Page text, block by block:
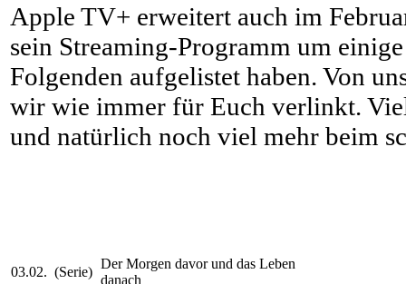
Apple TV+ erweitert auch im
sein Streaming-Programm um
Folgenden aufgelistet haben. Von
wir wie immer für Euch verlinkt.
und natürlich noch viel mehr beim
03.02. (Serie)
Der Morgen davor und das Leben
danach